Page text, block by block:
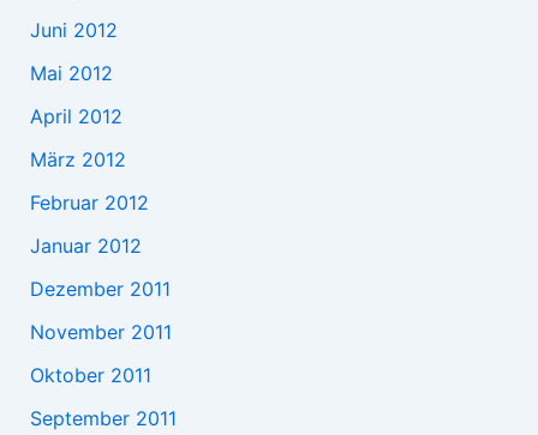
Juni 2012
Mai 2012
April 2012
März 2012
Februar 2012
Januar 2012
Dezember 2011
November 2011
Oktober 2011
September 2011